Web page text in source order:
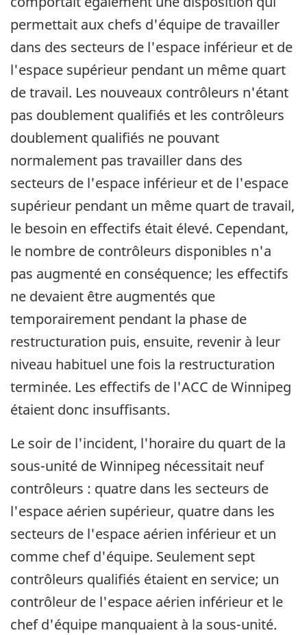
permettait aux chefs d'équipe de travailler
dans des secteurs de l'espace inférieur et de
l'espace supérieur pendant un même quart
de travail. Les nouveaux contrôleurs n'étant
pas doublement qualifiés et les contrôleurs
doublement qualifiés ne pouvant
normalement pas travailler dans des
secteurs de l'espace inférieur et de l'espace
supérieur pendant un même quart de travail,
le besoin en effectifs était élevé. Cependant,
le nombre de contrôleurs disponibles n'a
pas augmenté en conséquence; les effectifs
ne devaient être augmentés que
temporairement pendant la phase de
restructuration puis, ensuite, revenir à leur
niveau habituel une fois la restructuration
terminée. Les effectifs de l'ACC de Winnipeg
étaient donc insuffisants.
Le soir de l'incident, l'horaire du quart de la
sous-unité de Winnipeg nécessitait neuf
contrôleurs : quatre dans les secteurs de
l'espace aérien supérieur, quatre dans les
secteurs de l'espace aérien inférieur et un
comme chef d'équipe. Seulement sept
contrôleurs qualifiés étaient en service; un
contrôleur de l'espace aérien inférieur et le
chef d'équipe manquaient à la sous-unité.